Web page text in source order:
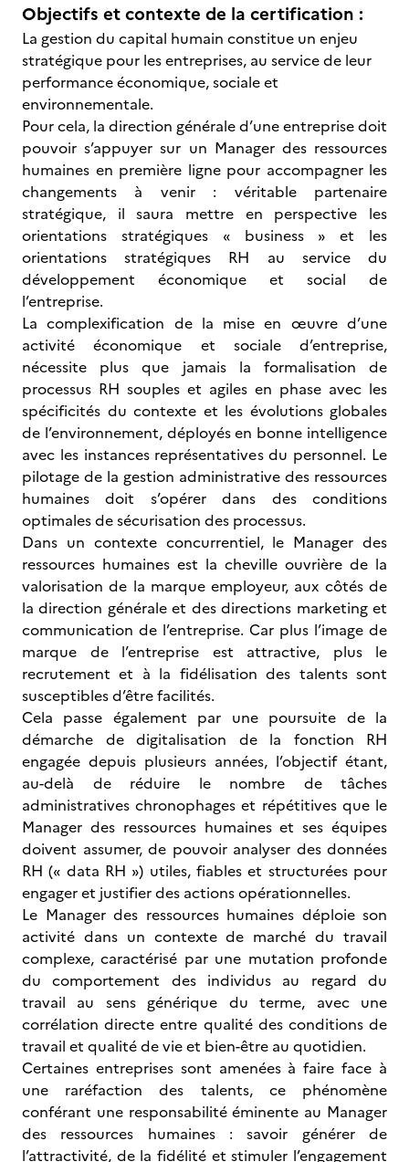
Objectifs et contexte de la certification :
La gestion du capital humain constitue un enjeu
stratégique pour les entreprises, au service de leur
performance économique, sociale et
environnementale.
Pour cela, la direction générale d’une entreprise doit
pouvoir s’appuyer sur un Manager des ressources
humaines en première ligne pour accompagner les
changements à venir : véritable partenaire
stratégique, il saura mettre en perspective les
orientations stratégiques « business » et les
orientations stratégiques RH au service du
développement économique et social de
l’entreprise.
La complexification de la mise en œuvre d’une
activité économique et sociale d’entreprise,
nécessite plus que jamais la formalisation de
processus RH souples et agiles en phase avec les
spécificités du contexte et les évolutions globales
de l’environnement, déployés en bonne intelligence
avec les instances représentatives du personnel. Le
pilotage de la gestion administrative des ressources
humaines doit s’opérer dans des conditions
optimales de sécurisation des processus.
Dans un contexte concurrentiel, le Manager des
ressources humaines est la cheville ouvrière de la
valorisation de la marque employeur, aux côtés de
la direction générale et des directions marketing et
communication de l’entreprise. Car plus l’image de
marque de l’entreprise est attractive, plus le
recrutement et à la fidélisation des talents sont
susceptibles d’être facilités.
Cela passe également par une poursuite de la
démarche de digitalisation de la fonction RH
engagée depuis plusieurs années, l’objectif étant,
au-delà de réduire le nombre de tâches
administratives chronophages et répétitives que le
Manager des ressources humaines et ses équipes
doivent assumer, de pouvoir analyser des données
RH (« data RH ») utiles, fiables et structurées pour
engager et justifier des actions opérationnelles.
Le Manager des ressources humaines déploie son
activité dans un contexte de marché du travail
complexe, caractérisé par une mutation profonde
du comportement des individus au regard du
travail au sens générique du terme, avec une
corrélation directe entre qualité des conditions de
travail et qualité de vie et bien-être au quotidien.
Certaines entreprises sont amenées à faire face à
une raréfaction des talents, ce phénomène
conférant une responsabilité éminente au Manager
des ressources humaines : savoir générer de
l’attractivité, de la fidélité et stimuler l’engagement